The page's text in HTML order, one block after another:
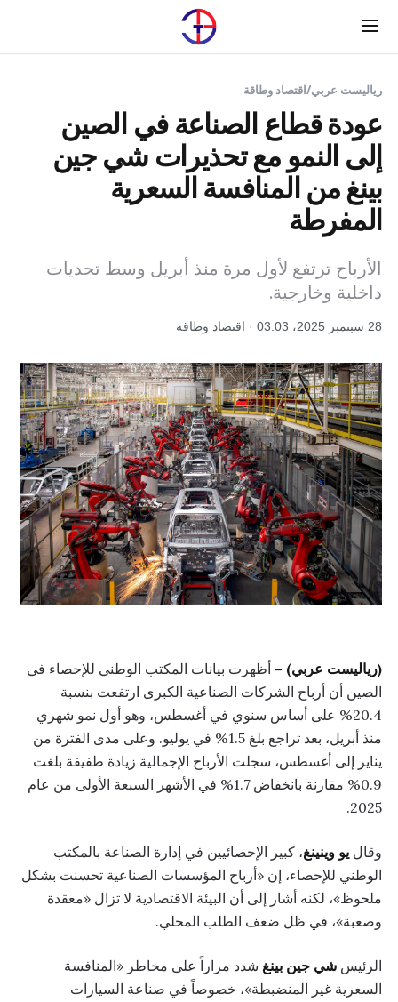
Menu
رياليست عربي/اقتصاد وطاقة
عودة قطاع الصناعة في الصين
إلى النمو مع تحذيرات شي جين
بينغ من المنافسة السعرية
المفرطة
الأرباح ترتفع لأول مرة منذ أبريل وسط تحديات
داخلية وخارجية.
28 سبتمبر 2025، 03:03 · اقتصاد وطاقة
(رياليست عربي) – أظهرت بيانات المكتب الوطني للإحصاء في
الصين أن أرباح الشركات الصناعية الكبرى ارتفعت بنسبة
20.4% على أساس سنوي في أغسطس، وهو أول نمو شهري
منذ أبريل، بعد تراجع بلغ 1.5% في يوليو. وعلى مدى الفترة من
يناير إلى أغسطس، سجلت الأرباح الإجمالية زيادة طفيفة بلغت
0.9% مقارنة بانخفاض 1.7% في الأشهر السبعة الأولى من عام
2025.
وقال يو وينينغ، كبير الإحصائيين في إدارة الصناعة بالمكتب
الوطني للإحصاء، إن «أرباح المؤسسات الصناعية تحسنت بشكل
ملحوظ»، لكنه أشار إلى أن البيئة الاقتصادية لا تزال «معقدة
وصعبة»، في ظل ضعف الطلب المحلي.
الرئيس شي جين بينغ شدد مراراً على مخاطر «المنافسة
السعرية غير المنضبطة»، خصوصاً في صناعة السيارات